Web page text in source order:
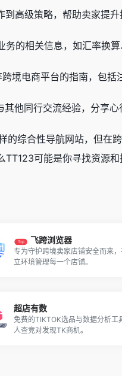
高级策略，帮助卖家提
的相关信息，如汇率换
境电商平台的指南，包括
他同行交流经验，分享心
综合性导航网站，但在
可能是你寻找资源和
Top 飞跨浏览器
专为守护跨境卖家店铺安全而来
立环境管理每一个店铺。
超店有数
免费的TIKTOK选品与数据分析工
人查竞对发现TK商机。